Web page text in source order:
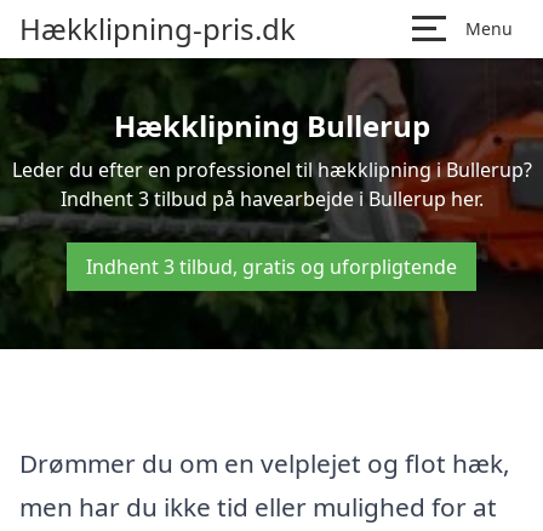
Hækklipning-pris.dk Menu
Hækklipning Bullerup
Leder du efter en professionel til hækklipning i Bullerup?
Indhent 3 tilbud på havearbejde i Bullerup her.
Indhent 3 tilbud, gratis og uforpligtende
Drømmer du om en velplejet og flot hæk,
men har du ikke tid eller mulighed for at